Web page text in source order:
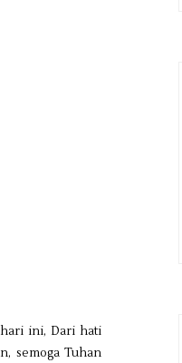
hari ini, Dari hati
semoga Tuhan